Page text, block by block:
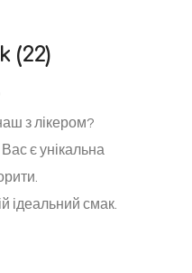
(22)
з лікером?
є унікальна
ідеальний смак.